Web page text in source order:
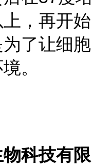
，再开始
了让细胞
。
科技有限